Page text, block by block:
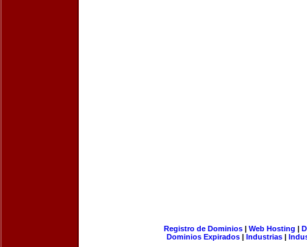
Registro de Dominios| Web Hosting |
Dominios Expirados | Industrias |